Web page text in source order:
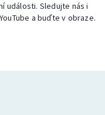
události. Sledujte nás i
a buďte v obraze.